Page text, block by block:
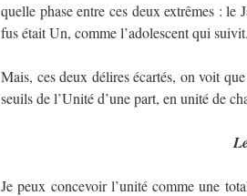
quelle phase entre ces deux extrêmes :
fus était Un, comme l’adolescent qui suivit.
Mais, ces deux délires écartés, on voit
seuils de l’Unité d’une part, en unité de
Je peux concevoir l’unité comme une